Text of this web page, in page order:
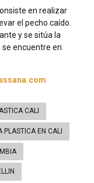
en realizar
el pecho caído.
y se sitúa la
encuentre en
CALI
PLASTICA EN CALI